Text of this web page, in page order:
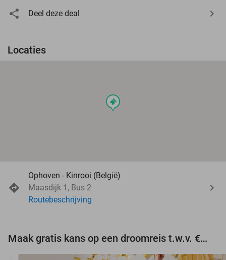
Deel deze deal
Locaties
events
Ophoven - Kinrooi (België)
Maasdijk 1, Bus 2
Routebeschrijving
Maak gratis kans op een droomreis t.w.v. €3.000!